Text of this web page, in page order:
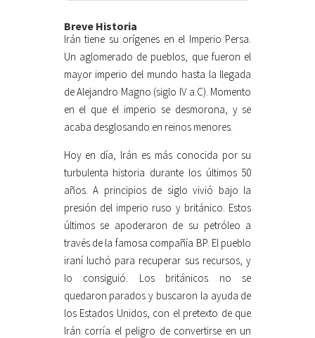
Breve Historia
Irán tiene su orígenes en el Imperio Persa.
Un aglomerado de pueblos, que fueron el
mayor imperio del mundo hasta la llegada
de Alejandro Magno (siglo IV a.C). Momento
en el que el imperio se desmorona, y se
acaba desglosando en reinos menores.
Hoy en día, Irán es más conocida por su
turbulenta historia durante los últimos 50
años. A principios de siglo vivió bajo la
presión del imperio ruso y británico. Estos
últimos se apoderaron de su petróleo a
través de la famosa compañía BP. El pueblo
iraní luchó para recuperar sus recursos, y
lo consiguió. Los británicos no se
quedaron parados y buscaron la ayuda de
los Estados Unidos, con el pretexto de que
Irán corría el peligro de convertirse en un